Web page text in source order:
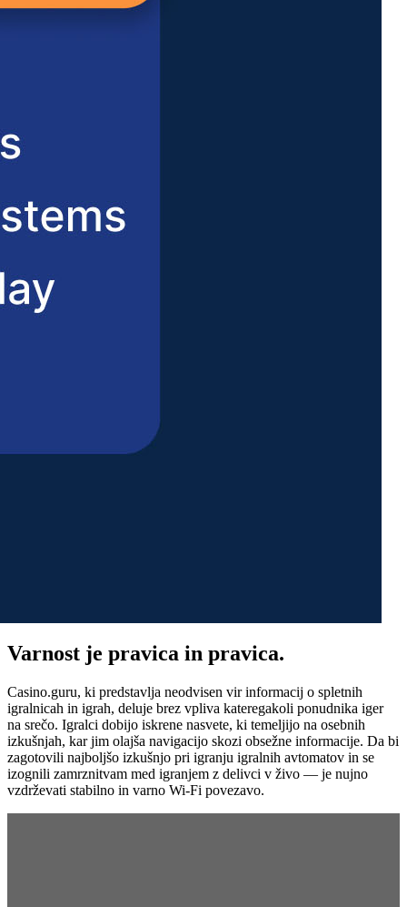
Varnost je pravica in pravica.
Casino.guru, ki predstavlja neodvisen vir informacij o spletnih
igralnicah in igrah, deluje brez vpliva kateregakoli ponudnika iger
na srečo. Igralci dobijo iskrene nasvete, ki temeljijo na osebnih
izkušnjah, kar jim olajša navigacijo skozi obsežne informacije. Da bi
zagotovili najboljšo izkušnjo pri igranju igralnih avtomatov in se
izognili zamrznitvam med igranjem z delivci v živo — je nujno
vzdrževati stabilno in varno Wi-Fi povezavo.